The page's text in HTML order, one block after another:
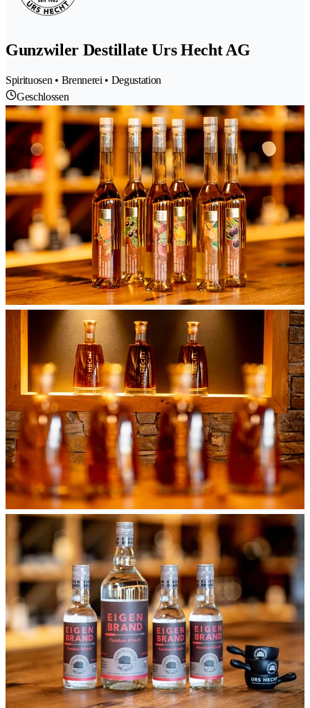
Gunzwiler Destillate Urs Hecht AG
Spirituosen • Brennerei • Degustation
Geschlossen